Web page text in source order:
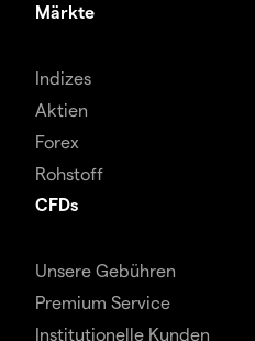
Märkte
Indizes
Aktien
Forex
Rohstoff
CFDs
Unsere Gebühren
Premium Service
Institutionelle Kunden